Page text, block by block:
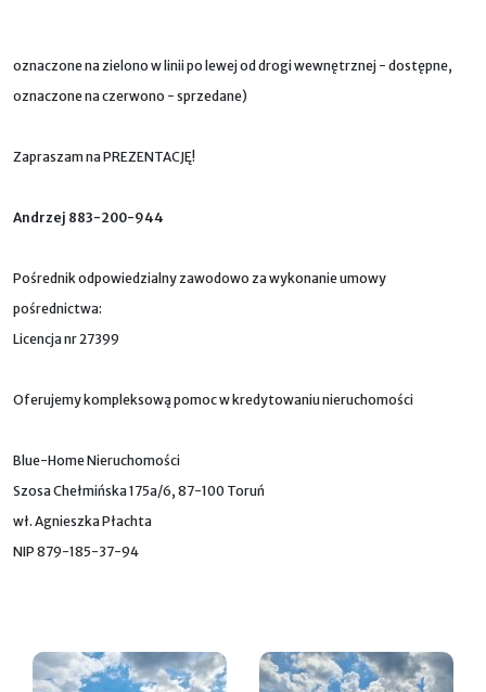
oznaczone na zielono w linii po lewej od drogi wewnętrznej - dostępne,
oznaczone na czerwono - sprzedane)
Zapraszam na PREZENTACJĘ!
Andrzej 883-200-944
Pośrednik odpowiedzialny zawodowo za wykonanie umowy
pośrednictwa:
Licencja nr 27399
Oferujemy kompleksową pomoc w kredytowaniu nieruchomości
Blue-Home Nieruchomości
Szosa Chełmińska 175a/6, 87-100 Toruń
wł. Agnieszka Płachta
NIP 879-185-37-94